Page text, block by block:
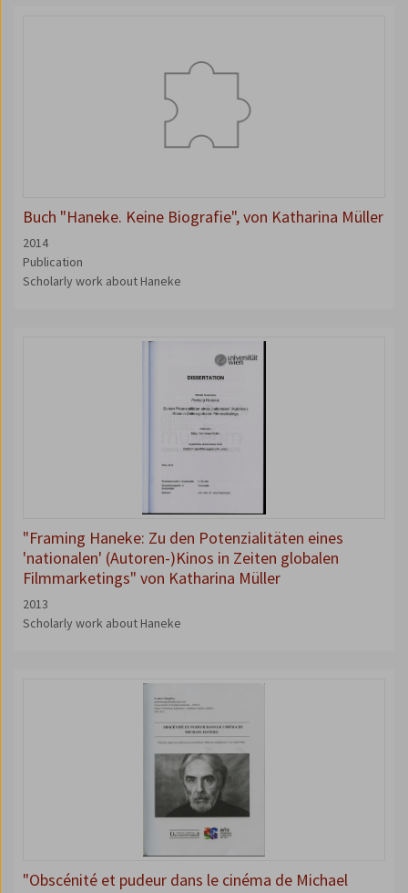
Buch "Haneke. Keine Biografie", von Katharina Müller
2014
Publication
Scholarly work about Haneke
"Framing Haneke: Zu den Potenzialitäten eines
'nationalen' (Autoren-)Kinos in Zeiten globalen
Filmmarketings" von Katharina Müller
2013
Scholarly work about Haneke
"Obscénité et pudeur dans le cinéma de Michael